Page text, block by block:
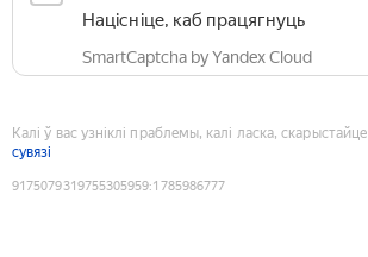
Націсніце, каб працягнуць
SmartCaptcha by Yandex Cloud
Калі ў вас узніклі праблемы, калі ласка, скарыстайце
сувязі
9175079319755305959:1785986777